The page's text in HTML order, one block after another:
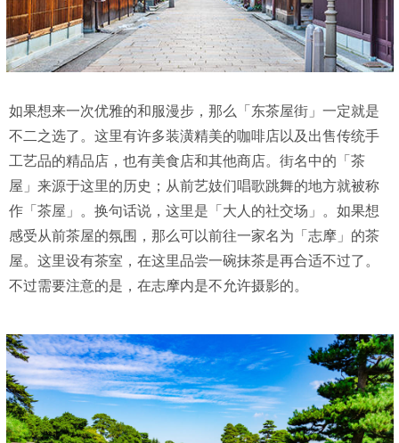
如果想来一次优雅的和服漫步，那么「东茶屋街」一定就是
不二之选了。这里有许多装潢精美的咖啡店以及出售传统手
工艺品的精品店，也有美食店和其他商店。街名中的「茶
屋」来源于这里的历史；从前艺妓们唱歌跳舞的地方就被称
作「茶屋」。换句话说，这里是「大人的社交场」。如果想
感受从前茶屋的氛围，那么可以前往一家名为「志摩」的茶
屋。这里设有茶室，在这里品尝一碗抹茶是再合适不过了。
不过需要注意的是，在志摩内是不允许摄影的。